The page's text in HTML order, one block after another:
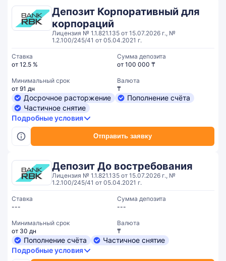
Депозит Корпоративный для
корпораций
Лицензия № 1.1.821.135 от 15.07.2026 г., №
1.2.100/245/41 от 05.04.2021 г.
Отправить заявку
Ставка
от 12.5 %
Сумма депозита
от 100 000 ₸
Минимальный срок
от 91 дн
Валюта
₸
Досрочное расторжение
Пополнение счёта
Частичное снятие
Подробные условия
Депозит До востребования
Лицензия № 1.1.821.135 от 15.07.2026 г., №
1.2.100/245/41 от 05.04.2021 г.
Ставка
---
Сумма депозита
---
Минимальный срок
от 30 дн
Валюта
₸
Пополнение счёта
Частичное снятие
Подробные условия